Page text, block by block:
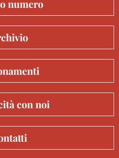
numero
con noi